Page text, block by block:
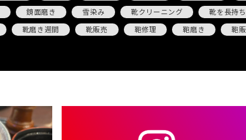
鏡面磨き 雪染み 靴クリーニング 靴を長持
靴磨き週間 靴販売 鞄修理 鞄磨き 鞄